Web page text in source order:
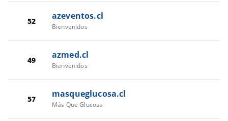
52 azeventos.cl
Bienvenidos
49 azmed.cl
Bienvenidos
57 masqueglucosa.cl
Más Que Glucosa